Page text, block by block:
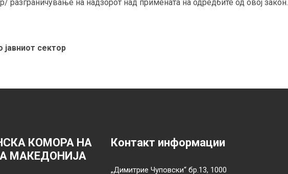
на надзорот над примената на одредбите од овој закон.
јавниот сектор
КОМОРА НА
МАКЕДОНИЈА
Контакт информации
„Димитрие Чуповски“ бр.13, 1000